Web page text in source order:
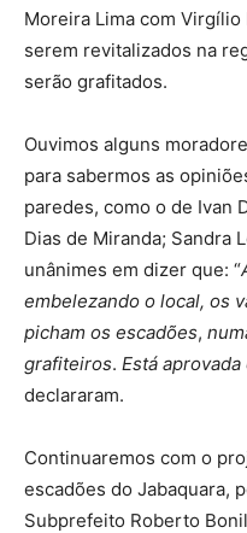
Moreira Lima com
serem revitalizados na
serão grafitados.
Ouvimos alguns
para sabermos as
paredes, como o de Ivan
Dias de Miranda; Sandra
unânimes em dizer que: “
embelezando o local, os
picham os escadões,
grafiteiros. Está
declararam.
Continuaremos com o
escadões do Jabaquara,
Subprefeito Roberto